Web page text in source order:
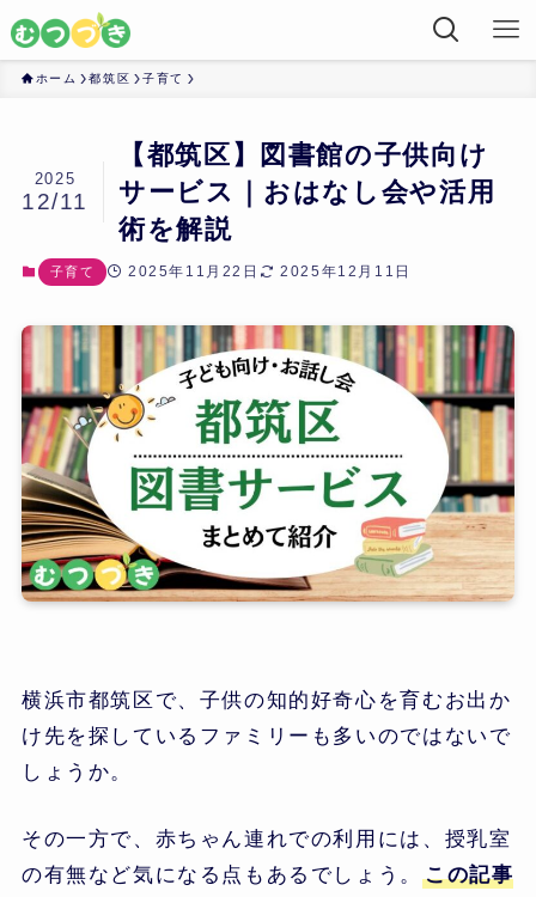
ホーム 都筑区 子育て
【都筑区】図書館の子供向け
サービス｜おはなし会や活用
術を解説
2025
12/11
子育て 2025年11月22日 2025年12月11日
横浜市都筑区で、子供の知的好奇心を育むお出か
け先を探しているファミリーも多いのではないで
しょうか。
その一方で、赤ちゃん連れでの利用には、授乳室
の有無など気になる点もあるでしょう。
この記事